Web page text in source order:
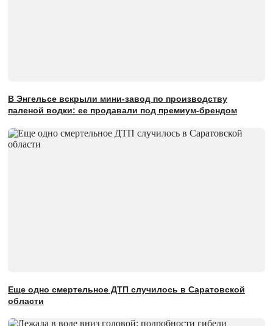
В Энгельсе вскрыли мини-завод по производству
паленой водки: ее продавали под премиум-брендом
Еще одно смертельное ДТП случилось в Саратовской
области